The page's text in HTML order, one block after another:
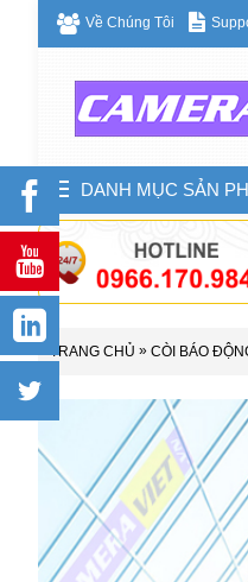
Về Chúng Tôi
DANH MỤC SẢN
TRANG CHỦ » CÒI BÁO